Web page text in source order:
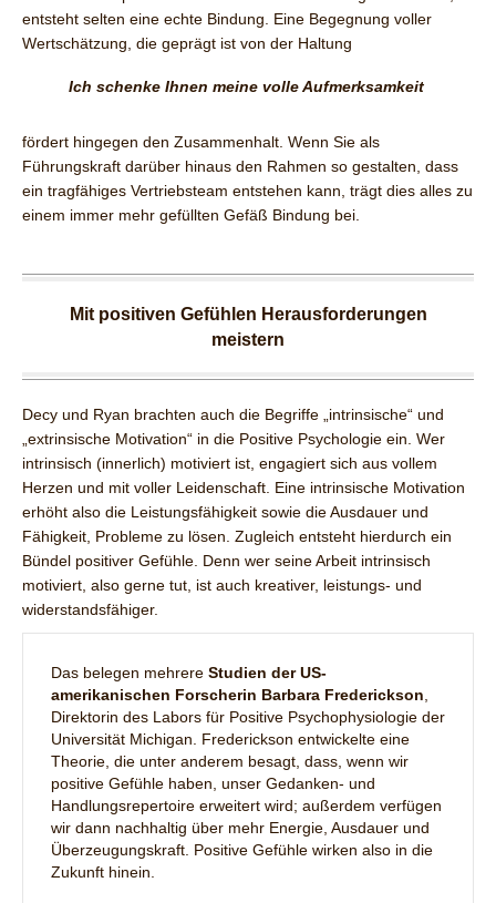
entsteht selten eine echte Bindung. Eine Begegnung voller
Wertschätzung, die geprägt ist von der Haltung
Ich schenke Ihnen meine volle Aufmerksamkeit
fördert hingegen den Zusammenhalt. Wenn Sie als
Führungskraft darüber hinaus den Rahmen so gestalten, dass
ein tragfähiges Vertriebsteam entstehen kann, trägt dies alles zu
einem immer mehr gefüllten Gefäß Bindung bei.
Mit positiven Gefühlen Herausforderungen
meistern
Decy und Ryan brachten auch die Begriffe „intrinsische“ und
„extrinsische Motivation“ in die Positive Psychologie ein. Wer
intrinsisch (innerlich) motiviert ist, engagiert sich aus vollem
Herzen und mit voller Leidenschaft. Eine intrinsische Motivation
erhöht also die Leistungsfähigkeit sowie die Ausdauer und
Fähigkeit, Probleme zu lösen. Zugleich entsteht hierdurch ein
Bündel positiver Gefühle. Denn wer seine Arbeit intrinsisch
motiviert, also gerne tut, ist auch kreativer, leistungs- und
widerstandsfähiger.
Das belegen mehrere Studien der US-
amerikanischen Forscherin Barbara Frederickson
Direktorin des Labors für Positive Psychophysiologie der
Universität Michigan. Frederickson entwickelte eine
Theorie, die unter anderem besagt, dass, wenn wir
positive Gefühle haben, unser Gedanken- und
Handlungsrepertoire erweitert wird; außerdem verfügen
wir dann nachhaltig über mehr Energie, Ausdauer und
Überzeugungskraft. Positive Gefühle wirken also in die
Zukunft hinein.